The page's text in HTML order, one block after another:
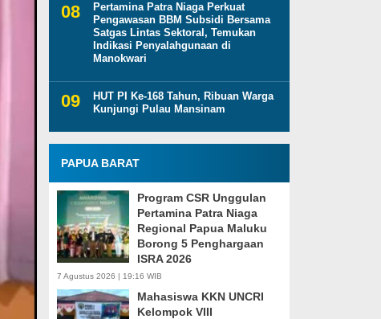
Pertamina Patra Niaga Perkuat
Pengawasan BBM Subsidi Bersama
Satgas Lintas Sektoral, Temukan
Indikasi Penyalahgunaan di
Manokwari
HUT PI Ke-168 Tahun, Ribuan Warga
Kunjungi Pulau Mansinam
PAPUA BARAT
Program CSR Unggulan
Pertamina Patra Niaga
Regional Papua Maluku
Borong 5 Penghargaan
ISRA 2026
7 Agustus 2026 | 19:16 WIB
Mahasiswa KKN UNCRI
Kelompok VIII